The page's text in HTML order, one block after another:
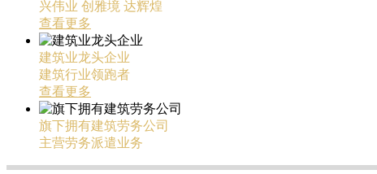
兴伟业 创雅境 达辉煌
查看更多
建筑业龙头企业
建筑行业领跑者
查看更多
旗下拥有建筑劳务公司
主营劳务派遣业务